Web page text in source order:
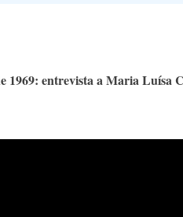
1969: entrevista a Maria Luísa